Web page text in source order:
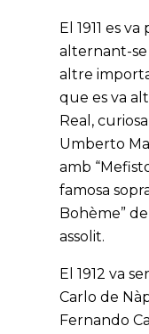
El 1911 es
alternant-se
altre
que es va
Real,
Umberto
amb
famosa
Bohème”
assolit.
El 1912 va
Carlo de
Fernando